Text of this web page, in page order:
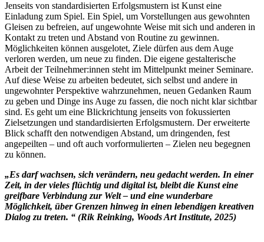
Jenseits von standardisierten Erfolgsmustern ist Kunst eine
Einladung zum Spiel. Ein Spiel, um Vorstellungen aus gewohnten
Gleisen zu befreien, auf ungewohnte Weise mit sich und anderen in
Kontakt zu treten und Abstand von Routine zu gewinnen.
Möglichkeiten können ausgelotet, Ziele dürfen aus dem Auge
verloren werden, um neue zu finden. Die eigene gestalterische
Arbeit der Teilnehmer:innen steht im Mittelpunkt meiner Seminare.
Auf diese Weise zu arbeiten bedeutet, sich selbst und andere in
ungewohnter Perspektive wahrzunehmen, neuen Gedanken Raum
zu geben und Dinge ins Auge zu fassen, die noch nicht klar sichtbar
sind. Es geht um eine Blickrichtung jenseits von fokussierten
Zielsetzungen und standardisierten Erfolgsmustern. Der erweiterte
Blick schafft den notwendigen Abstand, um dringenden, fest
angepeilten – und oft auch vorformulierten – Zielen neu begegnen
zu können.
„Es darf wachsen, sich verändern, neu gedacht werden. In einer
Zeit, in der vieles flüchtig und digital ist, bleibt die Kunst eine
greifbare Verbindung zur Welt – und eine wunderbare
Möglichkeit, über Grenzen hinweg in einen lebendigen kreativen
Dialog zu treten. “ (Rik Reinking, Woods Art Institute, 2025)